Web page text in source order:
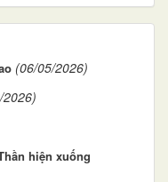
(06/05/2026)
2026)
hiện xuống